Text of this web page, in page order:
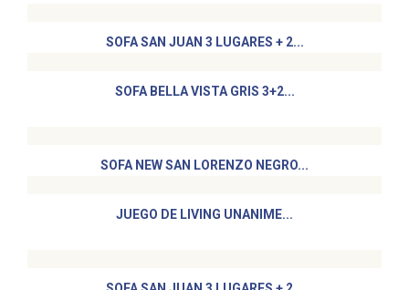
SOFA SAN JUAN 3 LUGARES + 2...
SOFA BELLA VISTA GRIS 3+2...
SOFA NEW SAN LORENZO NEGRO...
JUEGO DE LIVING UNANIME...